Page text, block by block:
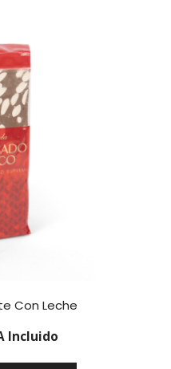
Con Leche
Incluido